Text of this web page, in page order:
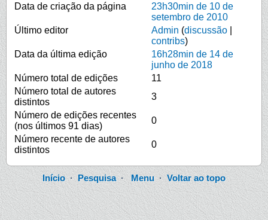
Data de criação da página
23h30min de 10 de
setembro de 2010
Último editor
Admin (discussão
contribs)
Data da última edição
16h28min de 14 de
junho de 2018
Número total de edições
11
Número total de autores
distintos
3
Número de edições recentes
(nos últimos 91 dias)
0
Número recente de autores
distintos
0
Início·Pesquisa·Menu ·Voltar ao topo